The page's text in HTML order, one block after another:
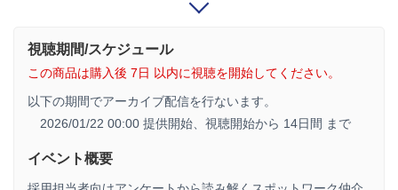
視聴期間/スケジュール
この商品は購入後 7日 以内に視聴を開始してください。
以下の期間でアーカイブ配信を行ないます。
2026/01/22 00:00 提供開始、 視聴開始から 14日間 まで
イベント概要